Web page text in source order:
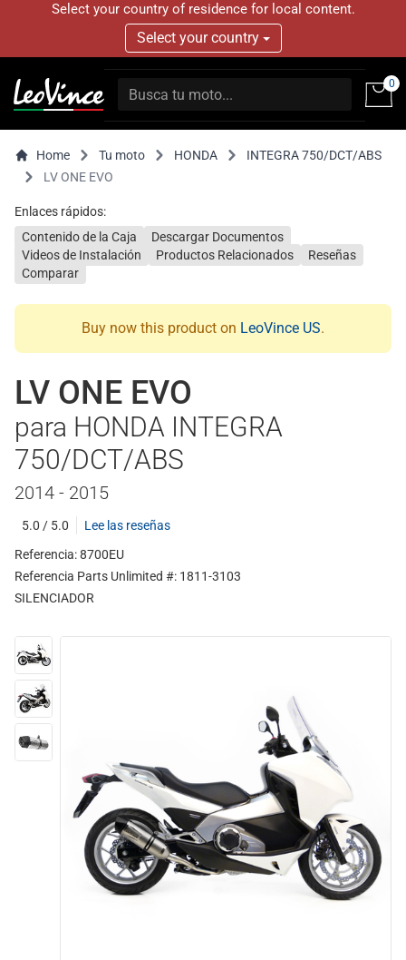
Select your country of residence for local content.
Select your country
0
Home Tu moto HONDA
INTEGRA 750/DCT/ABS
LV ONE EVO
Enlaces rápidos:
Contenido de la Caja
Descargar Documentos
Videos de Instalación
Productos Relacionados
Reseñas
Comparar
Buy now this product on LeoVince US.
LV ONE EVO
para HONDA INTEGRA
750/DCT/ABS
2014 - 2015
5.0 / 5.0
Lee las reseñas
Referencia: 8700EU
Referencia Parts Unlimited #: 1811-3103
SILENCIADOR